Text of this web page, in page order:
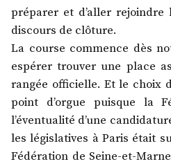
préparer et d’aller
discours de clôture.
La course commence dès
espérer trouver une place
rangée officielle. Et le choix
point d’orgue puisque la
l’éventualité d’une
les législatives à Paris était
Fédération de Seine-et-